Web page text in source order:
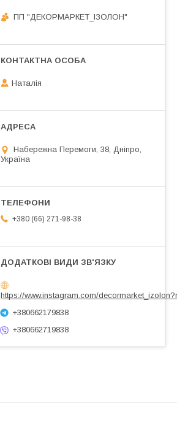
ПП "ДЕКОРМАРКЕТ_ІЗОЛОН"
Наталія
Набережна Перемоги, 38, Дніпро,
Україна
+380 (66) 271-98-38
https://www.instagram.com/
+380662179838
+380662719838